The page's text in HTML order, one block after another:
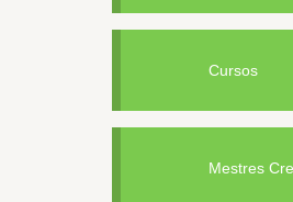
Cursos
Mestres